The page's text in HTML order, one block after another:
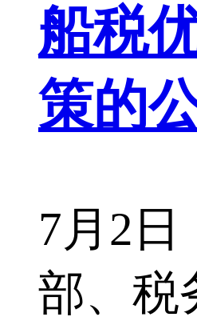
船税
策的
7月2日
部、税